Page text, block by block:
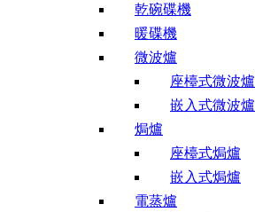
乾碗碟機
暖碟機
微波爐
座檯式微波爐
嵌入式微波爐
焗爐
座檯式焗爐
嵌入式焗爐
電蒸爐